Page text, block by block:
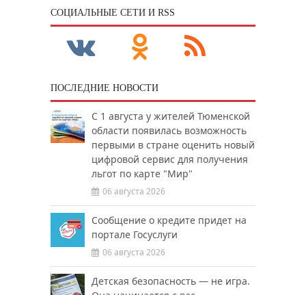
CОЦИАЛЬНЫЕ СЕТИ И RSS
ПОСЛЕДНИЕ НОВОСТИ
С 1 августа у жителей Тюменской
области появилась возможность
первыми в стране оценить новый
цифровой сервис для получения
льгот по карте "Мир"
06 августа 2026
Сообщение о кредите придет на
портале Госуслуги
06 августа 2026
Детская безопасность — не игра.